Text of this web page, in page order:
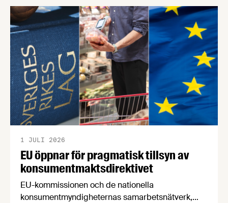
en motståndskraftig livsmedelsförsörjning", och
båda syftar till att bana väg för innovationer som
stärker Sveriges livsmedelsförsörjning.
EU öppnar för pragmatisk tillsyn av
konsumentmaktsdirektivet
1 JULI 2026
EU-kommissionen och de nationella
konsumentmyndigheternas samarbetsnätverk,